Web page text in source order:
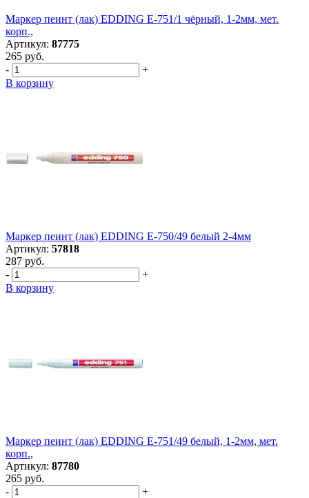
Маркер пеинт (лак) EDDING E-751/1 чёрный, 1-2мм, мет.
корп.,
Артикул: 87775
265 руб.
-
+
В корзину
Маркер пеинт (лак) EDDING E-750/49 белый 2-4мм
Артикул: 57818
287 руб.
-
+
В корзину
Маркер пеинт (лак) EDDING E-751/49 белый, 1-2мм, мет.
корп.,
Артикул: 87780
265 руб.
-
+